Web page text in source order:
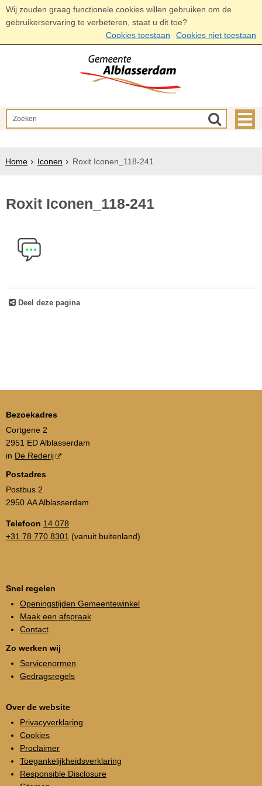
Wij zouden graag functionele cookies willen gebruiken om de
gebruikerservaring te verbeteren, staat u dit toe?
Cookies toestaan
Cookies niet toestaan
Home Iconen Roxit Iconen_118-241
Roxit Iconen_118-241
Deel deze pagina
Bezoekadres
Cortgene 2
2951 ED Alblasserdam
in De Rederij
Postadres
Postbus 2
2950 AA Alblasserdam
Telefoon 14 078
+31 78 770 8301 (vanuit buitenland)
Snel regelen
Openingstijden Gemeentewinkel
Maak een afspraak
Contact
Zo werken wij
Servicenormen
Gedragsregels
Over de website
Privacyverklaring
Cookies
Proclaimer
Toegankelijkheidsverklaring
Responsible Disclosure